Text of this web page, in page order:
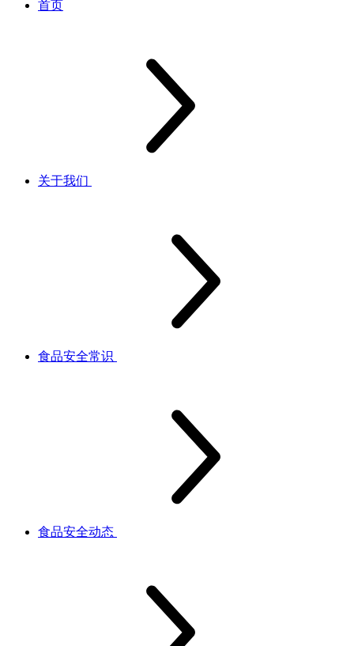
首页
关于我们
食品安全常识
食品安全动态